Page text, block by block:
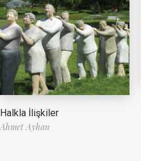
Halkla İlişkiler
Ahmet Ayhan